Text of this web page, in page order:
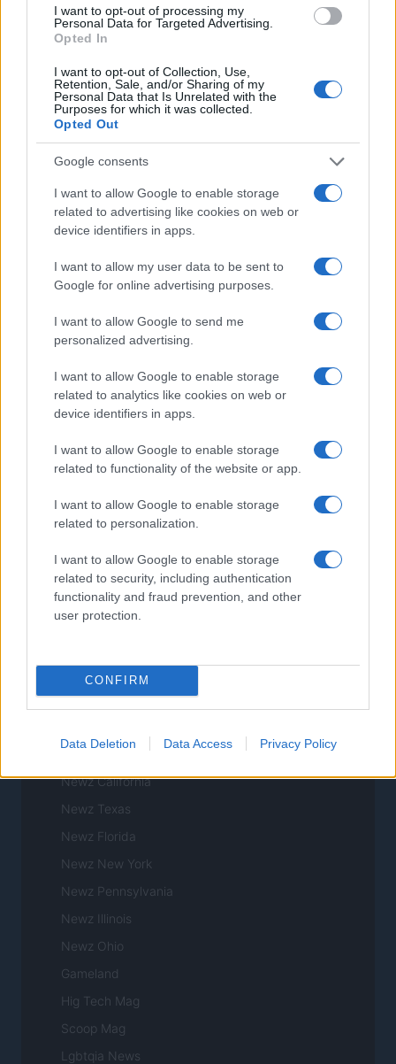
I want to opt-out of processing my
Personal Data for Targeted Advertising.
Opted In
I want to opt-out of Collection, Use,
Retention, Sale, and/or Sharing of my
Personal Data that Is Unrelated with the
Purposes for which it was collected.
Opted Out
Google consents
I want to allow Google to enable storage
related to advertising like cookies on web or
device identifiers in apps.
I want to allow my user data to be sent to
Google for online advertising purposes.
I want to allow Google to send me
personalized advertising.
I want to allow Google to enable storage
related to analytics like cookies on web or
device identifiers in apps.
I want to allow Google to enable storage
related to functionality of the website or app.
I want to allow Google to enable storage
related to personalization.
I want to allow Google to enable storage
related to security, including authentication
functionality and fraud prevention, and other
user protection.
CONFIRM
Data Deletion Data Access Privacy Policy
Zona Nerd
B2B Magazine
People Magazine
Day Travel
Tutto Gaming
FuturoDonna
HomeMagazine
SecondHomeMagazine
ESPANA Y LATINOAMERICA
Actualidad
Finanzas 24
Think.es
ES Newz
Encocina
Investing Plus
Newz California
Newz Texas
Newz Florida
Newz New York
Newz Pennsylvania
Newz Illinois
Newz Ohio
Gameland
Hig Tech Mag
Scoop Mag
Lgbtqia News